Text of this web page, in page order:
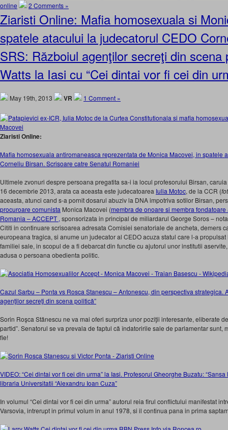
online
2 Comments »
Ziaristi Online: Mafia homosexuala si
spatele atacului la judecatorul CEDO
SRS: Războiul agenţilor secreţi din scena
Watts la Iasi cu “Cei dintai vor fi cei din
May 19th, 2013 VR 1 Comment »
Ziaristi Online:
Mafia homosexuala antiromaneasca reprezentata de Monica Macovei, in spatele
Corneliu Birsan. Scrisoare catre Senatul Romaniei
Ultimele zvonuri despre persoana pregatita sa-i ia locul profesorului Birsan,
16 decembrie 2013, arata ca aceasta este judecatoarea Iulia Motoc, de la CCR (
aceasta, atunci cand s-a pornit dosarul abuziv la DNA impotriva sotilor Birsan,
procuroare comunista Monica Macovei (membra de onoare si membra
Romania – ACCEPT , sponsorizata in principal de miliardarul George Soros –
Cititi in continuare scrisoarea adresata Comisiei senatoriale de ancheta, demers
europeana tragica, si anume un judecator al CEDO acuza statul care l-a
familiei sale, in scopul de a fi debarcat din functie cu ajutorul unor institutii
adusa o persoana obedienta politic.
Cazul Sarbu – Ponta vs Rosca Stanescu – Antonescu, din perspectiva strategica.
agenţilor secreţi din scena politică”
Sorin Roşca Stănescu ne va mai oferi surpriza unor poziţii interesante, eliberate
partid”. Senatorul se va prevala de faptul că îndatoririle sale de parlamentar sunt,
fie!
VIDEO: “Cei dintai vor fi cei din urma” la Iasi. Profesorul Gheorghe Buzatu:
libraria Universitatii “Alexandru Ioan Cuza”
In volumul “Cei dintai vor fi cei din urma” autorul reia firul conflictului manifestat
Varsovia, intrerupt in primul volum in anul 1978, si il continua pana in prima